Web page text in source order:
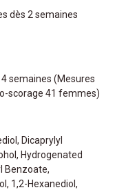
dès 2 semaines
4 semaines (Mesures
scorage 41 femmes)
Dicaprylyl
Hydrogenated
Benzoate,
1,2-Hexanediol,